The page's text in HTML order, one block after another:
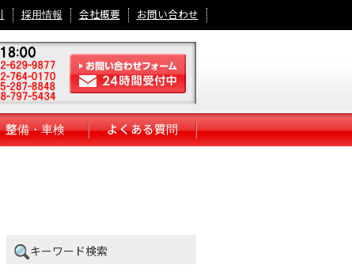
採用情報 会社概要 お問い合わせ
整備・車検 よくある質問
キーワード検索